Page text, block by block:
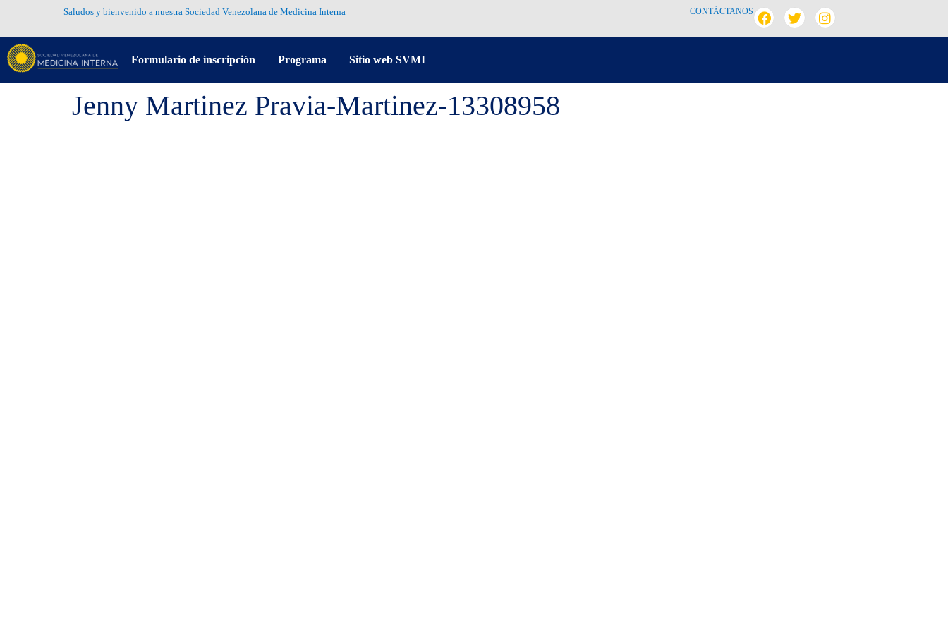
Saludos y bienvenido a nuestra Sociedad Venezolana de Medicina Interna CONTÁCTANOS
Formulario de inscripción Programa Sitio web SVMI
Jenny Martinez Pravia-Martinez-13308958